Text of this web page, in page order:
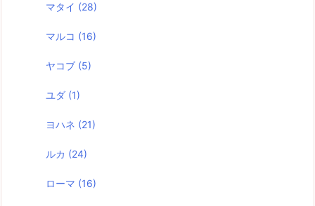
マタイ (28)
マルコ (16)
ヤコブ (5)
ユダ (1)
ヨハネ (21)
ルカ (24)
ローマ (16)